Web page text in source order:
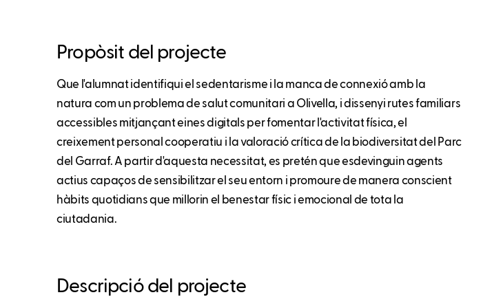
Propòsit del projecte
Que l'alumnat identifiqui el sedentarisme i la manca de connexió amb la
natura com un problema de salut comunitari a Olivella, i dissenyi rutes familiars
accessibles mitjançant eines digitals per fomentar l'activitat física, el
creixement personal cooperatiu i la valoració crítica de la biodiversitat del Parc
del Garraf. A partir d'aquesta necessitat, es pretén que esdevinguin agents
actius capaços de sensibilitzar el seu entorn i promoure de manera conscient
hàbits quotidians que millorin el benestar físic i emocional de tota la
ciutadania.
Descripció del projecte